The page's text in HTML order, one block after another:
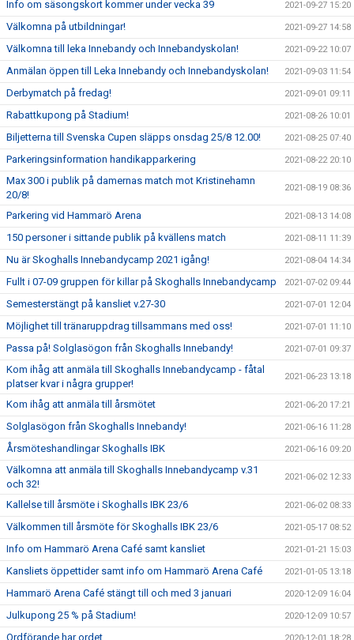
Info om säsongskort kommer under vecka 39 2021-09-27 15:20
Välkomna på utbildningar! 2021-09-27 14:58
Välkomna till leka Innebandy och Innebandyskolan! 2021-09-22 10:07
Anmälan öppen till Leka Innebandy och Innebandyskolan! 2021-09-03 11:54
Derbymatch på fredag! 2021-09-01 09:11
Rabattkupong på Stadium! 2021-08-26 10:01
Biljetterna till Svenska Cupen släpps onsdag 25/8 12.00! 2021-08-25 07:40
Parkeringsinformation handikapparkering 2021-08-22 20:10
Max 300 i publik på damernas match mot Kristinehamn
20/8!
2021-08-19 08:36
Parkering vid Hammarö Arena 2021-08-13 14:08
150 personer i sittande publik på kvällens match 2021-08-11 11:39
Nu är Skoghalls Innebandycamp 2021 igång! 2021-08-04 14:34
Fullt i 07-09 gruppen för killar på Skoghalls Innebandycamp 2021-07-02 09:44
Semesterstängt på kansliet v.27-30 2021-07-01 12:04
Möjlighet till tränaruppdrag tillsammans med oss! 2021-07-01 11:10
Passa på! Solglasögon från Skoghalls Innebandy! 2021-07-01 09:37
Kom ihåg att anmäla till Skoghalls Innebandycamp - fåtal
platser kvar i några grupper!
2021-06-23 13:18
Kom ihåg att anmäla till årsmötet 2021-06-20 17:21
Solglasögon från Skoghalls Innebandy! 2021-06-16 11:28
Årsmöteshandlingar Skoghalls IBK 2021-06-16 09:20
Välkomna att anmäla till Skoghalls Innebandycamp v.31
och 32!
2021-06-02 12:33
Kallelse till årsmöte i Skoghalls IBK 23/6 2021-06-02 08:33
Välkommen till årsmöte för Skoghalls IBK 23/6 2021-05-17 08:52
Info om Hammarö Arena Café samt kansliet 2021-01-21 15:03
Kansliets öppettider samt info om Hammarö Arena Café 2021-01-05 13:18
Hammarö Arena Café stängt till och med 3 januari 2020-12-09 16:04
Julkupong 25 % på Stadium! 2020-12-09 10:57
Ordförande har ordet